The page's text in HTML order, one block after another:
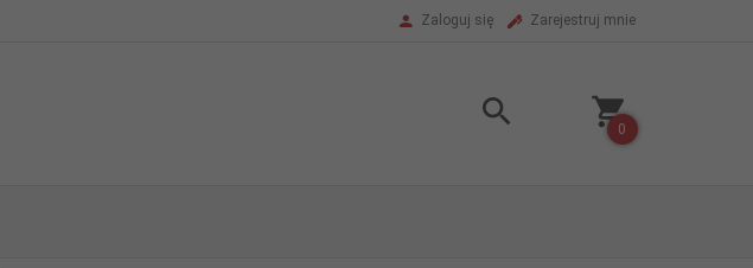
Zaloguj się Zarejestruj mnie
0